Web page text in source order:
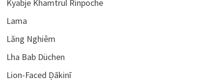
Kyabje Khamtrul Rinpoche
Lama
Lăng Nghiêm
Lha Bab Düchen
Lion-Faced Ḍākinī